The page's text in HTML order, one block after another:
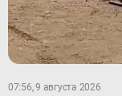
07:56, 9 августа 2026